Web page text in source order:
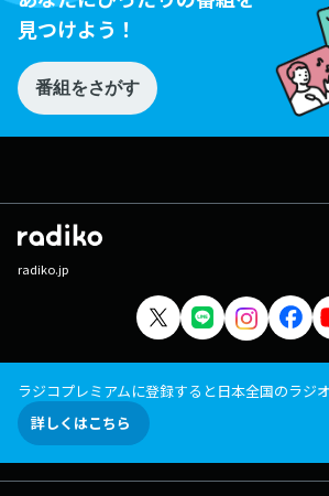
見つけよう！
番組をさがす
radiko.jp
ラジコプレミアムに登録すると日本全国のラジ
詳しくはこちら